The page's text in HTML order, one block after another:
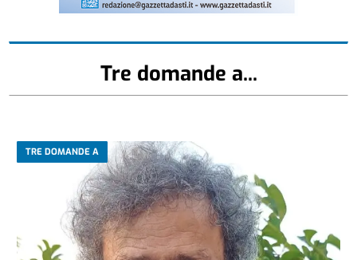
Tre domande a...
TRE DOMANDE A